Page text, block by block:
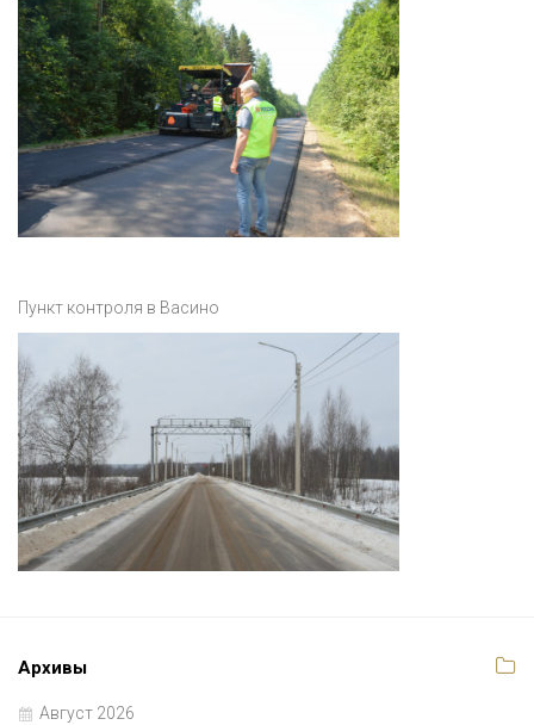
Пункт контроля в Васино
Архивы
Август 2026